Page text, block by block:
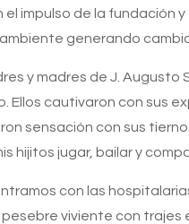
impulso de la fundación y
generando
y madres de J. Augusto
cautivaron con sus
sensación con sus
hijitos jugar, bailar y
con las
viviente con trajes